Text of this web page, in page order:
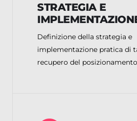
STRATEGIA E
Definizione della strategia e
implementazione pratica di
recupero del